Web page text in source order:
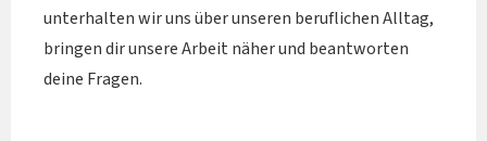
unterhalten wir uns über unseren beruflichen Alltag,
bringen dir unsere Arbeit näher und beantworten
deine Fragen.